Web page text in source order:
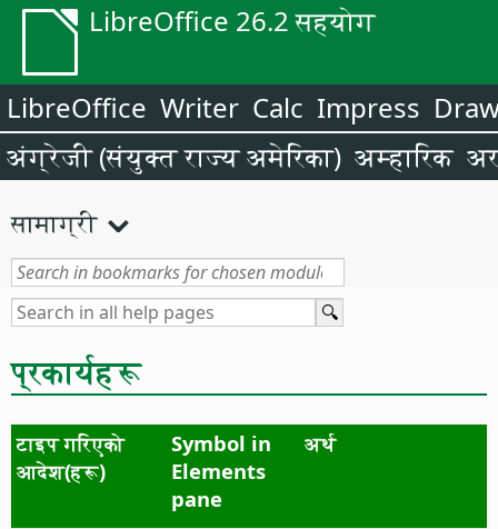
LibreOffice 26.2 सहयोग
LibreOffice Writer Calc Impress
अंग्रेजी (संयुक्त राज्य अमेरिका) अम्हारिक
सामाग्री
प्रकार्यहरू
टाइप गरिएको
आदेश(हरू)
Symbol in
Elements
pane
अर्थ